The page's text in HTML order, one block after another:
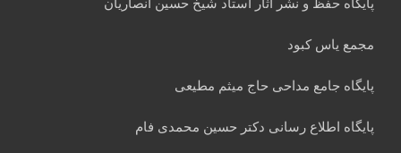
مجمع یاس کبود
پایگاه جامع مداحی حاج میثم مطیعی
پایگاه اطلاع رسانی دکتر حسین محمدی فام